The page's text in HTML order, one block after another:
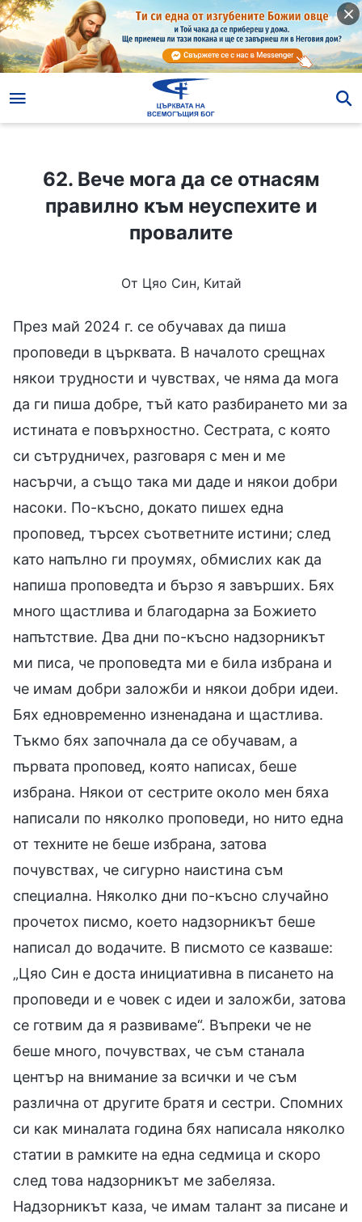
62. Вече мога да се отнасям
правилно към неуспехите и
провалите
От Цяо Син, Китай
През май 2024 г. се обучавах да пиша
проповеди в църквата. В началото срещнах
някои трудности и чувствах, че няма да мога
да ги пиша добре, тъй като разбирането ми за
истината е повърхностно. Сестрата, с която
си сътрудничех, разговаря с мен и ме
насърчи, а също така ми даде и някои добри
насоки. По-късно, докато пишех една
проповед, търсех съответните истини; след
като напълно ги проумях, обмислих как да
напиша проповедта и бързо я завърших. Бях
много щастлива и благодарна за Божието
напътствие. Два дни по-късно надзорникът
ми писа, че проповедта ми е била избрана и
че имам добри заложби и някои добри идеи.
Бях едновременно изненадана и щастлива.
Тъкмо бях започнала да се обучавам, а
първата проповед, която написах, беше
избрана. Някои от сестрите около мен бяха
написали по няколко проповеди, но нито една
от техните не беше избрана, затова
почувствах, че сигурно наистина съм
специална. Няколко дни по-късно случайно
прочетох писмо, което надзорникът беше
написал до водачите. В писмото се казваше:
„Цяо Син е доста инициативна в писането на
проповеди и е човек с идеи и заложби, затова
се готвим да я развиваме“. Въпреки че не
беше много, почувствах, че съм станала
център на внимание за всички и че съм
различна от другите братя и сестри. Спомних
си как миналата година бях написала няколко
статии в рамките на една седмица и скоро
след това надзорникът ме забеляза.
Надзорникът каза, че имам талант за писане и